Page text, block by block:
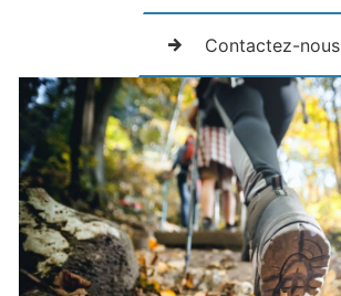
Contactez-nous